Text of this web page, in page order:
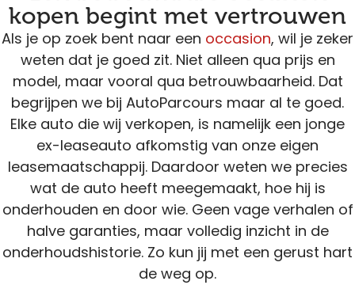
kopen begint met vertrouwen
Als je op zoek bent naar een occasion, wil je zeker
weten dat je goed zit. Niet alleen qua prijs en
model, maar vooral qua betrouwbaarheid. Dat
begrijpen we bij AutoParcours maar al te goed.
Elke auto die wij verkopen, is namelijk een jonge
ex-leaseauto afkomstig van onze eigen
leasemaatschappij. Daardoor weten we precies
wat de auto heeft meegemaakt, hoe hij is
onderhouden en door wie. Geen vage verhalen of
halve garanties, maar volledig inzicht in de
onderhoudshistorie. Zo kun jij met een gerust hart
de weg op.